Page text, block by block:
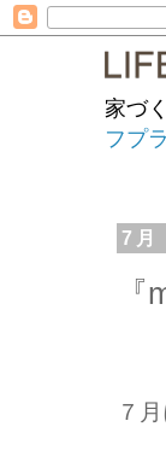
家づ
フプ
7月
７